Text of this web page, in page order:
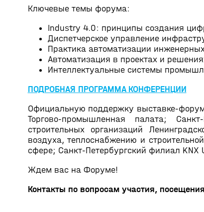
Ключевые темы форума:
Industry 4.0: принципы создания
Диспетчерское управление
Практика автоматизации
Автоматизация в проектах и
Интеллектуальные системы
ПОДРОБНАЯ ПРОГРАММА КОНФЕРЕНЦИИ
Официальную поддержку выставке-
Торгово-промышленная палата;
строительных организаций
воздуха, теплоснабжению и
сфере; Санкт-Петербургский филиал KNX
Ждем вас на Форуме!
Контакты по вопросам участия,